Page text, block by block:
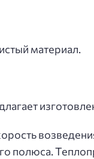
материал.
полюса.